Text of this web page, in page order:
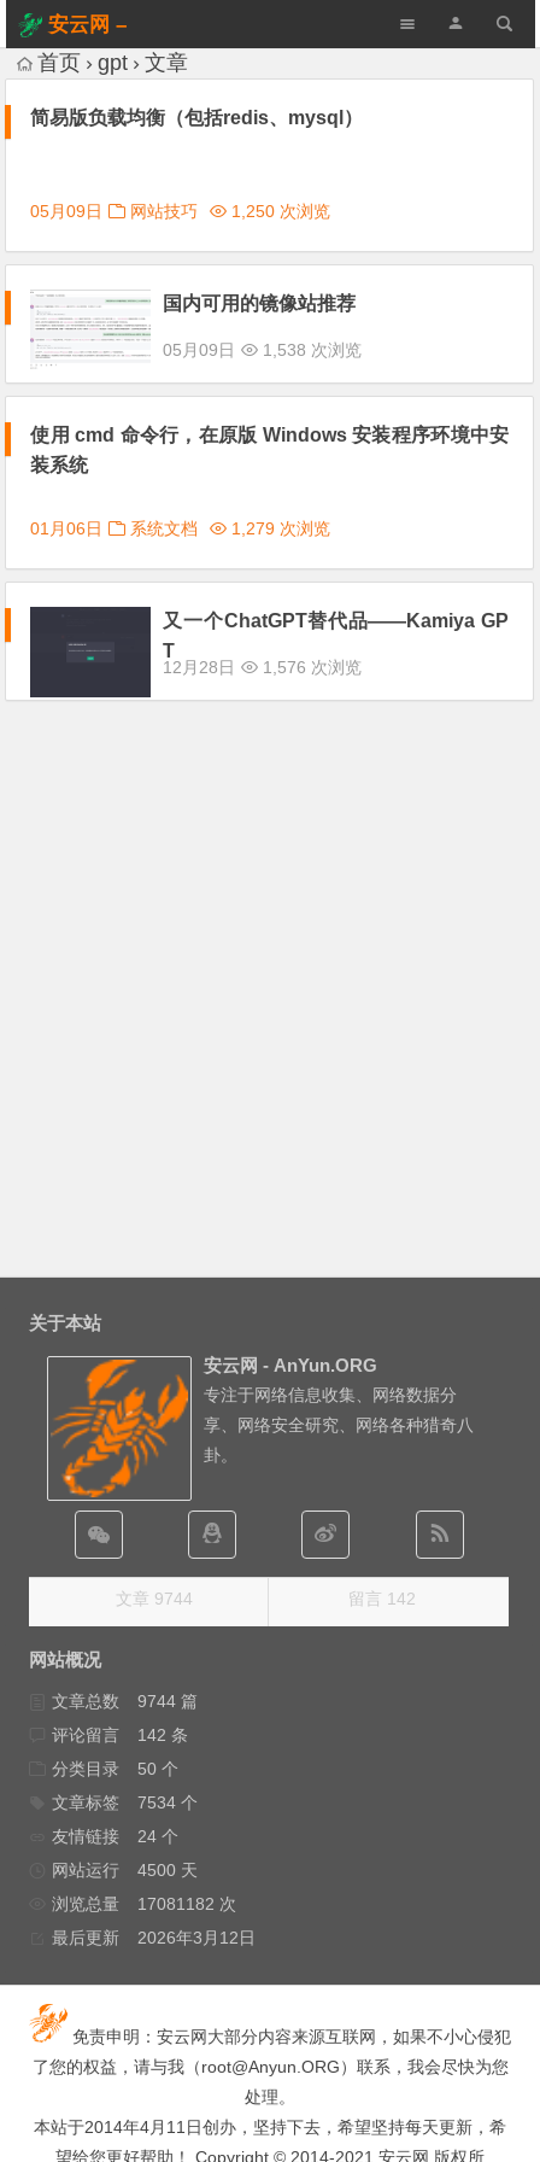
安云网 –
AnYun.ORG
首页 gpt 文章
简易版负载均衡（包括redis、mysql）
05月09日 网站技巧 1,250 次浏览
国内可用的镜像站推荐
05月09日 1,538 次浏览
使用 cmd 命令行，在原版 Windows 安装程序环境中安
装系统
01月06日 系统文档 1,279 次浏览
又一个ChatGPT替代品——Kamiya GP
T
12月28日 1,576 次浏览
关于本站
安云网 - AnYun.ORG
专注于网络信息收集、网络数据分
享、网络安全研究、网络各种猎奇八
卦。
文章 9744 留言 142
网站概况
文章总数
9744 篇
评论留言
142 条
分类目录
50 个
文章标签
7534 个
友情链接
24 个
网站运行
4500 天
浏览总量
17081182 次
最后更新
2026年3月12日
免责申明：安云网大部分内容来源互联网，如果不小心侵犯
了您的权益，请与我（root@Anyun.ORG）联系，我会尽快为您
处理。
本站于2014年4月11日创办，坚持下去，希望坚持每天更新，希
望给您更好帮助！ Copyright © 2014-2021 安云网 版权所